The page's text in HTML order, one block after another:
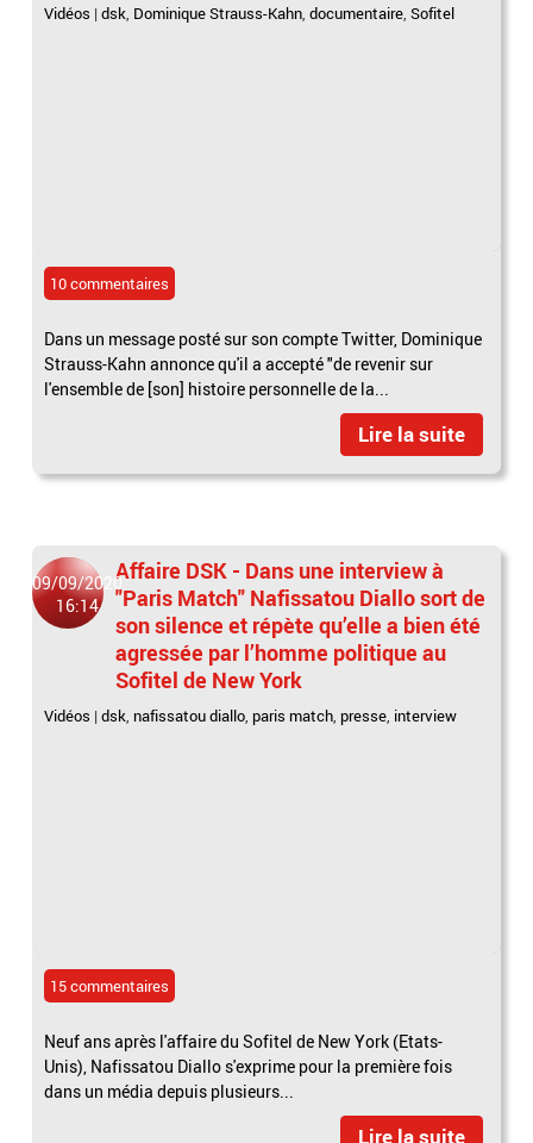
Vidéos |dsk, Dominique Strauss-Kahn,documentaire,Sofitel
10 commentaires
Dans un message posté sur son compte Twitter, Dominique
Strauss-Kahn annonce qu'il a accepté "de revenir sur
l'ensemble de [son] histoire personnelle de la...
Lire la suite
09/09/2020
16:14
Affaire DSK - Dans une interview à
"Paris Match" Nafissatou Diallo sort de
son silence et répète qu’elle a bien été
agressée par l’homme politique au
Sofitel de New York
Vidéos |dsk, nafissatou diallo, paris match, presse, interview
15 commentaires
Neuf ans après l'affaire du Sofitel de New York (Etats-
Unis), Nafissatou Diallo s'exprime pour la première fois
dans un média depuis plusieurs...
Lire la suite